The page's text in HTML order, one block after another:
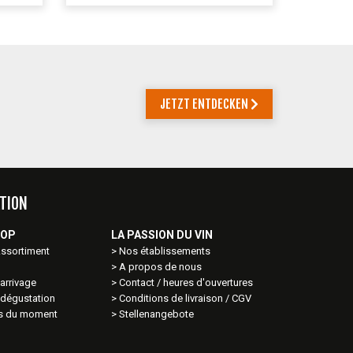
JETZT ENTDECKEN
du moment
LA PASSION DU VIN
Nos établissements
A propos de nous
Contact / heures d'ouvertures
Conditions de livraison / CGV
Stellenangebote